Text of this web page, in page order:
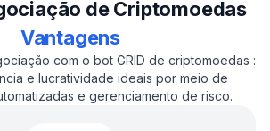
de Criptomoedas
Vantagens
com o bot GRID de criptomoedas :
e lucratividade ideais por meio de
e gerenciamento de risco.